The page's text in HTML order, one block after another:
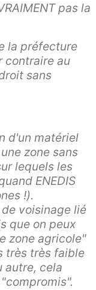
pas la
la préfecture
contraire au
sans
d'un matériel
zone sans
lequels les
ENEDIS
!).
voisinage lié
que on peux
zone agricole"
très très faible
autre, cela